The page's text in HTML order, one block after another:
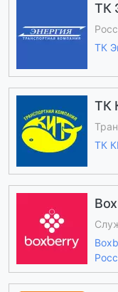
ТК
ТК
ТК
ТК